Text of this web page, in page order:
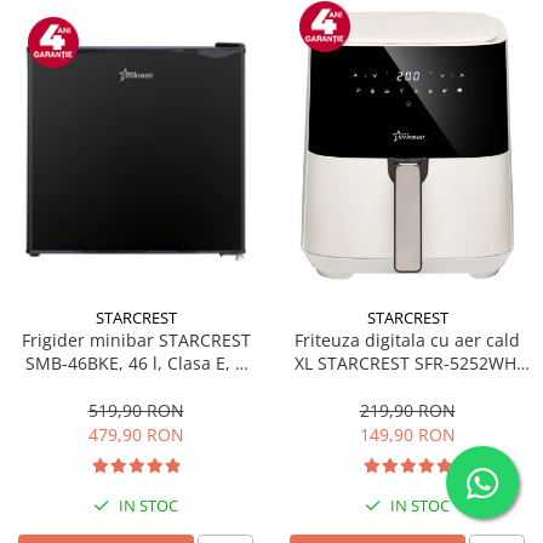
STARCREST
Frigider minibar STARCREST
SMB-46BKE, 46 l, Clasa E, H
519,90 RON
479,90 RON
IN STOC
STARCREST
Friteuza digitala cu aer cald
XL STARCREST SFR-5252WH,
200 °C, 8 programe
predefinite, Alb
219,90 RON
149,90 RON
IN STOC